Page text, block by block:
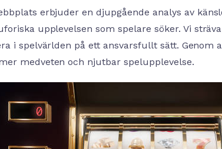
erbjuder en djupgående analys av
upplevelsen som spelare söker. Vi
i spelvärlden på ett ansvarsfullt sätt. Genom
medveten och njutbar spelupplevelse.